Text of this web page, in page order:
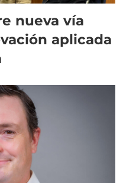
nueva vía
aplicada